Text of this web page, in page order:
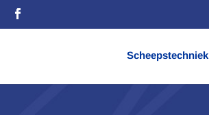
Scheepstechniek